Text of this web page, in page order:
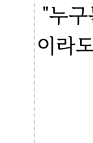
"누
이라